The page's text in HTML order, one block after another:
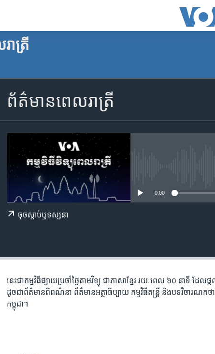
ាត្រី
ទទួល​​​សេវា​​​
ព័ត៌មានពេលរាត្រី
0:00
ចុច​​ស្តាប់​ឬ​ទស្សនា
នេះ​ជា​កម្ម​វិធី​ផ្សាយ​ប្រចាំ​ថ្ងៃ​តាម​វិទ្យុ ​ជាភាសា​ខ្មែរ​ រយៈ​ពេល​ ៦០​ នាទី
ដូច​ជា​ព័ត៌មាន​ពិពណ៌នា ព័ត៌មាន​អត្ថាធិប្បាយ​ កម្ម​វិធី​តន្ត្រី ​និង​បទ​វិចារណកថ
កម្ពុជា។